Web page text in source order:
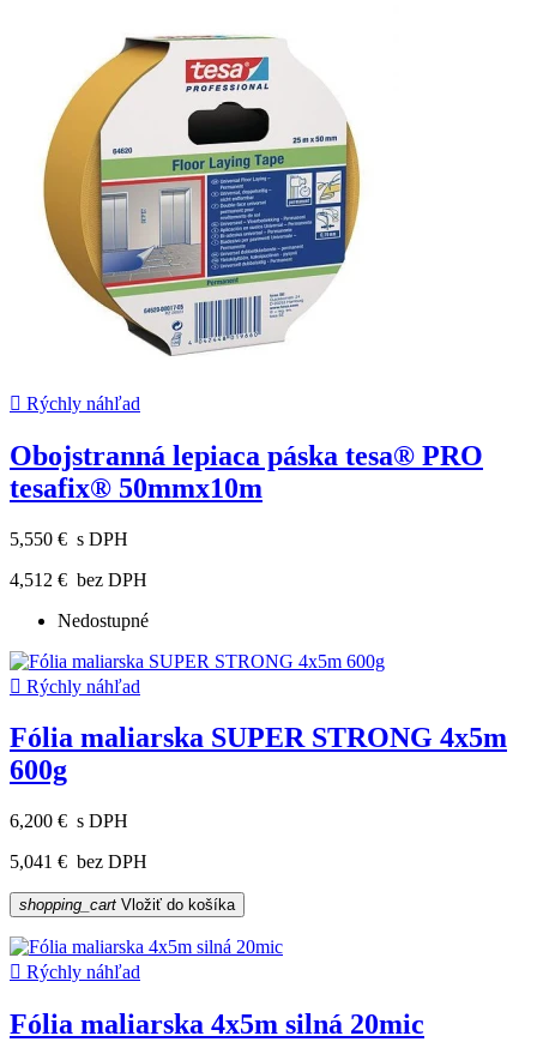
 Rýchly náhľad
Obojstranná lepiaca páska tesa® PRO
tesafix® 50mmx10m
5,550 € s DPH
4,512 € bez DPH
Nedostupné
 Rýchly náhľad
Fólia maliarska SUPER STRONG 4x5m
600g
6,200 € s DPH
5,041 € bez DPH
shopping_cart Vložiť do košíka
 Rýchly náhľad
Fólia maliarska 4x5m silná 20mic